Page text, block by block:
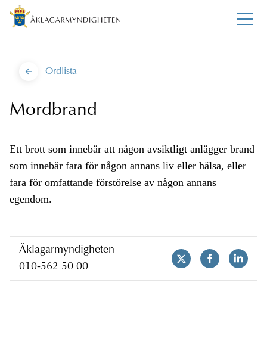
Ordlista
Mordbrand
Ett brott som innebär att någon avsiktligt anlägger brand
som innebär fara för någon annans liv eller hälsa, eller
fara för omfattande förstörelse av någon annans
egendom.
Åklagarmyndigheten
010-562 50 00